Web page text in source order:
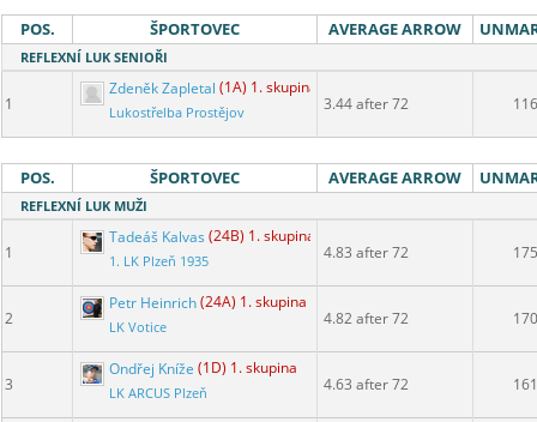
POS. ŠPORTOVEC AVERAGE ARROW
REFLEXNÍ LUK SENIOŘI
1
Zdeněk Zapletal (1A) 1. skupina
Lukostřelba Prostějov 3.44 after 72 116
POS. ŠPORTOVEC AVERAGE ARROW
REFLEXNÍ LUK MUŽI
1
Tadeáš Kalvas (24B) 1. skupina
1. LK Plzeň 1935 4.83 after 72 175
2
Petr Heinrich(24A) 1. skupina
LK Votice 4.82 after 72 170
3
Ondřej Kníže (1D) 1. skupina
LK ARCUS Plzeň 4.63 after 72 161